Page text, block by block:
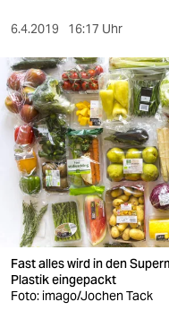
kultur
sport
berlin
nord
wahrheit
verlag
verlag
veranstaltungen
6.4.2019 16:17 Uhr
Fast alles wird in den
Plastik eingepackt
Foto: imago/Jochen Tack